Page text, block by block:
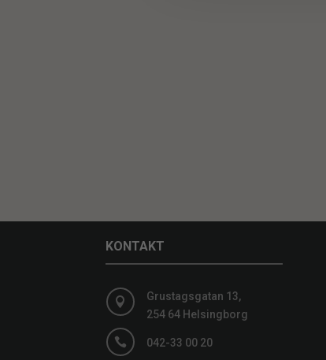
KONTAKT

Grustagsgatan 13,
254 64 Helsingborg
 042-33 00 20